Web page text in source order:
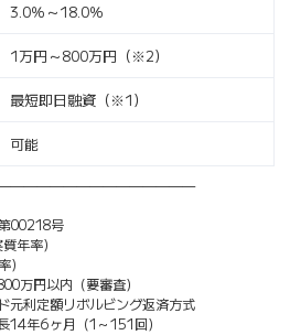
3.0％～18.0％
1万円～800万円（※2）
最短即日融資（※1）
可能
00218号
年率）
万円以内（要審査）
利定額リボルビング返済方式
14年6ヶ月（1～151回）